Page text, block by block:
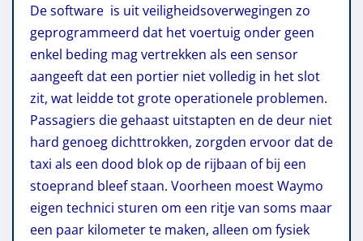
De software is uit veiligheidsoverwegingen zo
geprogrammeerd dat het voertuig onder geen
enkel beding mag vertrekken als een sensor
aangeeft dat een portier niet volledig in het slot
zit, wat leidde tot grote operationele problemen.
Passagiers die gehaast uitstapten en de deur niet
hard genoeg dichttrokken, zorgden ervoor dat de
taxi als een dood blok op de rijbaan of bij een
stoeprand bleef staan. Voorheen moest Waymo
eigen technici sturen om een ritje van soms maar
een paar kilometer te maken, alleen om fysiek